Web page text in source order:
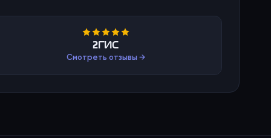
2ГИС
Смотреть отзывы →